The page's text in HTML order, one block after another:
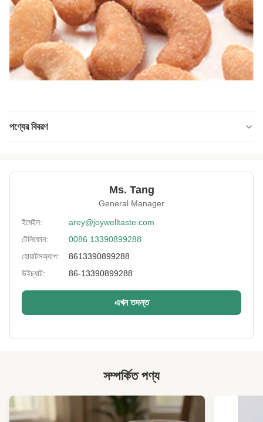
পণ্যের বিবরণ
BRC, HACCP, হালাল, কোশার
1 ২ মাস
Key Words: কাজুবাদাম
Packing: বাল্ক ব্যাগ, খুচরা বিক্রেতা ব্যাগ, পোষা জার, ওএম
Type: হিজলি বাদাম
Taste:
Use: খাদ্য, মানুষের ব্যবহার, স্বাস্থ্যকর স্ন্যাকস, ভোজ্য, স্যানাক্স
Age: সব
,লেপা বাদাম বাদাম
Ms. Tang
General Manager
ইমেইল:
arey@joywelltaste.com
টেলিফোন:
0086 13390899288
হোয়াটসঅ্যাপ:
8613390899288
উইচ্যাট:
86-13390899288
এখন তদন্ত
সম্পর্কিত পণ্য